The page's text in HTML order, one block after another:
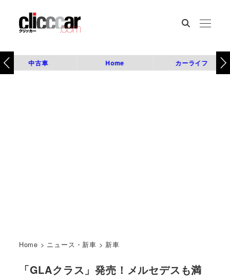
中古車 Home カーライフ
Home > ニュース・新車 > 新車
「GLAクラス」発売！メルセデスも満